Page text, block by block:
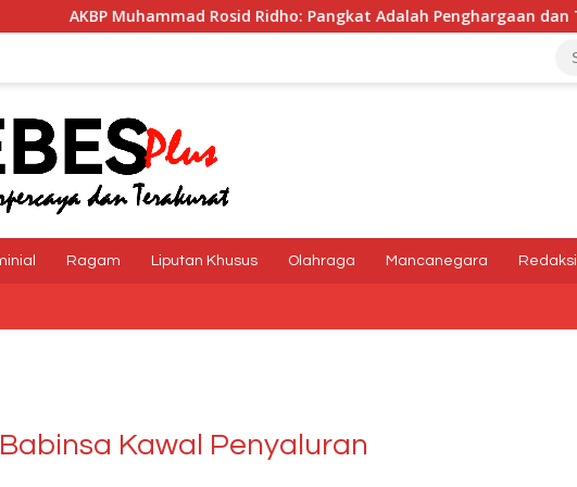
Rosid Ridho: Pangkat Adalah Penghargaan dan Tanggung Jawab
Ragam Liputan Khusus Olahraga Mancanegara Redaksi
Kawal Penyaluran